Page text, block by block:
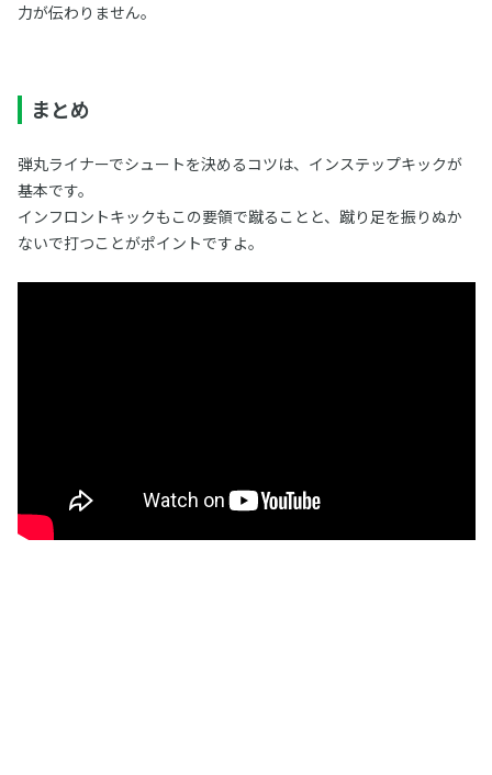
力が伝わりません。
まとめ
弾丸ライナーでシュートを決めるコツは、インステップキックが
基本です。
インフロントキックもこの要領で蹴ることと、蹴り足を振りぬか
ないで打つことがポイントですよ。